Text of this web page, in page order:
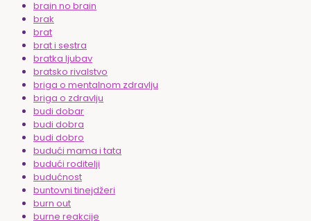
brain no brain
brak
brat
brat i sestra
bratka ljubav
bratsko rivalstvo
briga o mentalnom zdravlju
briga o zdravlju
budi dobar
budi dobra
budi dobro
budući mama i tata
budući roditelji
budućnost
buntovni tinejdžeri
burn out
burne reakcije